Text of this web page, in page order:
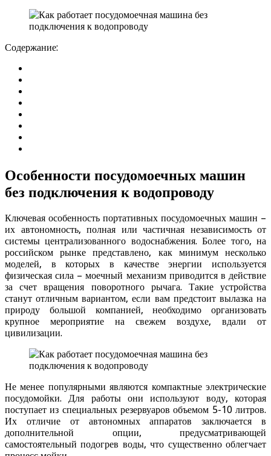
Содержание:
Особенности посудомоечных машин
без подключения к водопроводу
Ключевая особенность портативных посудомоечных машин –
их автономность, полная или частичная независимость от
системы централизованного водоснабжения. Более того, на
российском рынке представлено, как минимум несколько
моделей, в которых в качестве энергии используется
физическая сила – моечный механизм приводится в действие
за счет вращения поворотного рычага. Такие устройства
станут отличным вариантом, если вам предстоит вылазка на
природу большой компанией, необходимо организовать
крупное мероприятие на свежем воздухе, вдали от
цивилизации.
Не менее популярными являются компактные электрические
посудомойки. Для работы они используют воду, которая
поступает из специальных резервуаров объемом 5-10 литров.
Их отличие от автономных аппаратов заключается в
дополнительной опции, предусматривающей
самостоятельный подогрев воды, что существенно облегчает